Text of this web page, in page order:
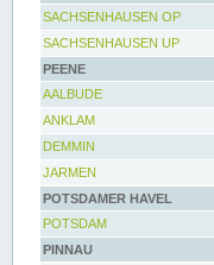
SACHSENHAUSEN OP
SACHSENHAUSEN UP
PEENE
AALBUDE
ANKLAM
DEMMIN
JARMEN
POTSDAMER HAVEL
POTSDAM
PINNAU